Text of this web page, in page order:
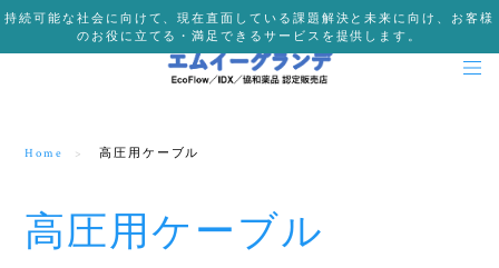
持続可能な社会に向けて、現在直面している課題解決と未来に向け、お客様
のお役に立てる・満足できるサービスを提供します。
Home 高圧用ケーブル
高圧用ケーブル